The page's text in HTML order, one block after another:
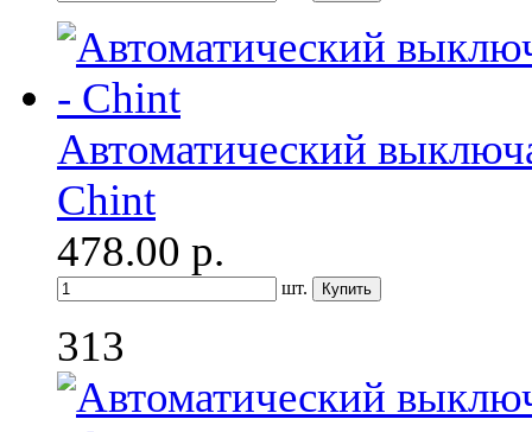
Автоматический
Chint
478.00 р.
шт.
313